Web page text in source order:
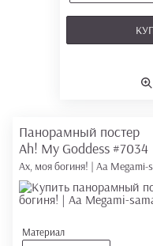
Панорамный постер
Ah! My Goddess #7034
Ах, моя богиня! | Aa Megami-
Материал